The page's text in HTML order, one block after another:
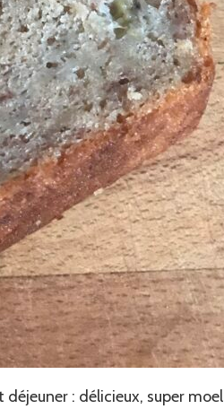
: délicieux, super